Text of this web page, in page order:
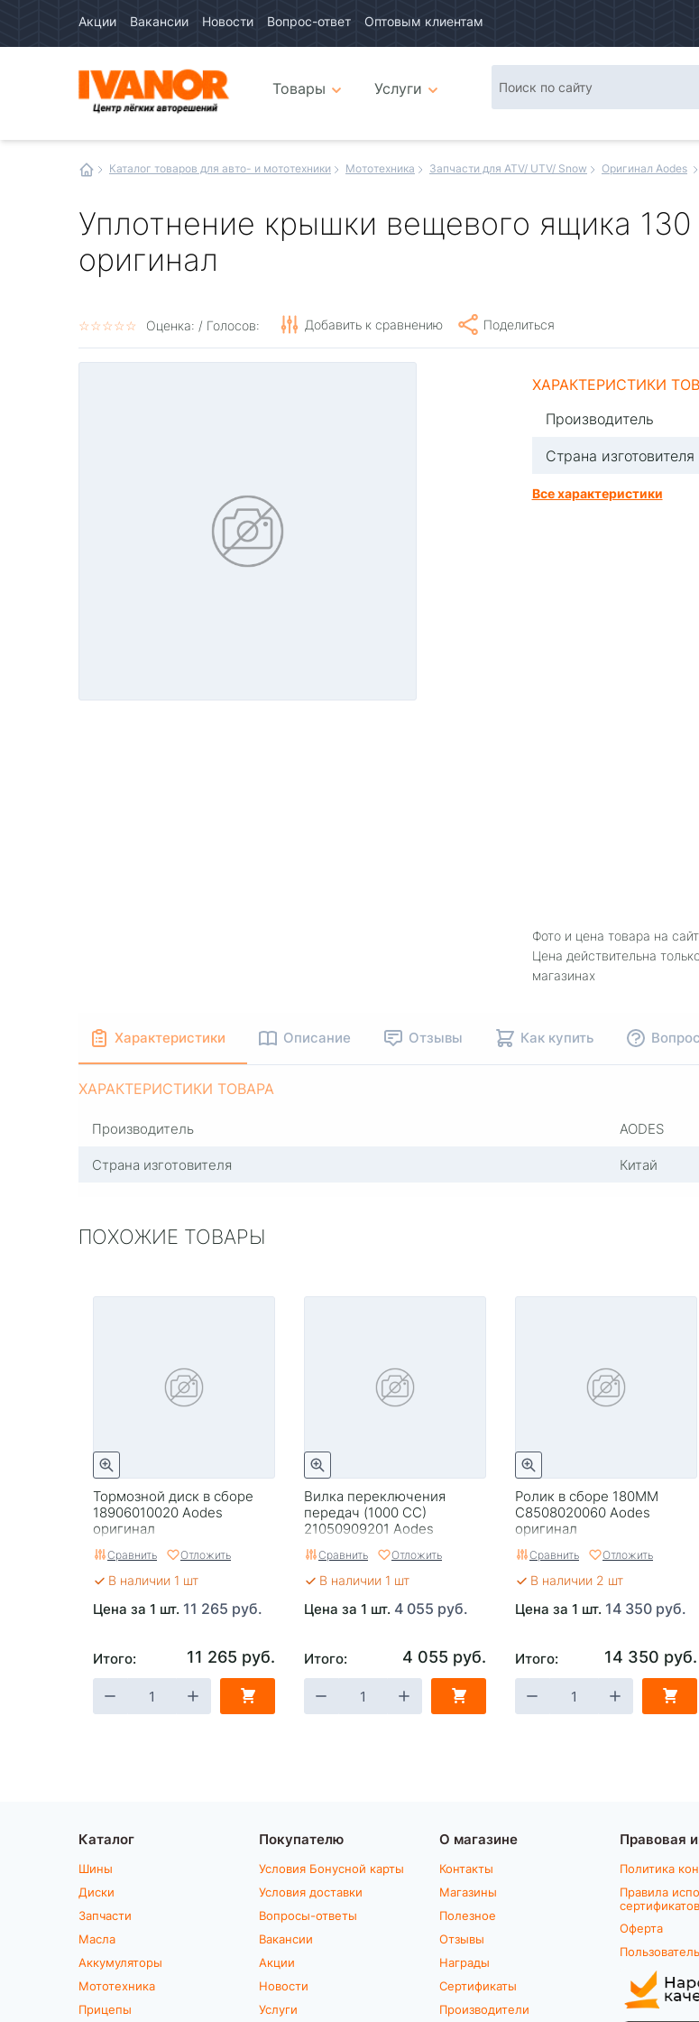
Акции Вакансии Новости Вопрос-ответ Оптовым клиентам
интернетТовары
Услуги
Каталог товаров для авто- и мототехники Мототехника Запчасти для ATV/ UTV/ Snow Оригинал Aodes
Уплотнение крышки вещевого ящика
оригинал
☆☆☆☆☆
★★★★★ Оценка: / Голосов: Добавить к сравнению Поделиться
ХАРАКТЕРИСТИКИ
Производитель
Страна изготовителя
Все характеристики
Фото и цена товара на
Цена действительна
магазинах
Характеристики Описание Отзывы Как купить
ХАРАКТЕРИСТИКИ ТОВАРА
Производитель
AODES
Страна изготовителя
Китай
ПОХОЖИЕ ТОВАРЫ
Тормозной диск в сборе
18906010020 Aodes
оригинал
Сравнить Отложить
В наличии 1 шт
Цена за 1 шт. 11 265 руб.
Итого: 11 265 руб.
Вилка переключения
передач (1000 CC)
21050909201 Aodes
Сравнить Отложить
В наличии 1 шт
Цена за 1 шт. 4 055 руб.
Итого: 4 055 руб.
Ролик в сборе 180MM
C8508020060 Aodes
оригинал
Сравнить Отложить
В наличии 2 шт
Цена за 1 шт. 14 350 руб.
Итого: 14 350 руб.
Каталог
Шины
Диски
Запчасти
Масла
Аккумуляторы
Мототехника
Прицепы
Покупателю
Условия Бонусной карты
Условия доставки
Вопросы-ответы
Вакансии
Акции
Новости
Услуги
О магазине
Контакты
Магазины
Полезное
Отзывы
Награды
Сертификаты
Производители
Правовая
Политика
Правила
сертификатов
Оферта